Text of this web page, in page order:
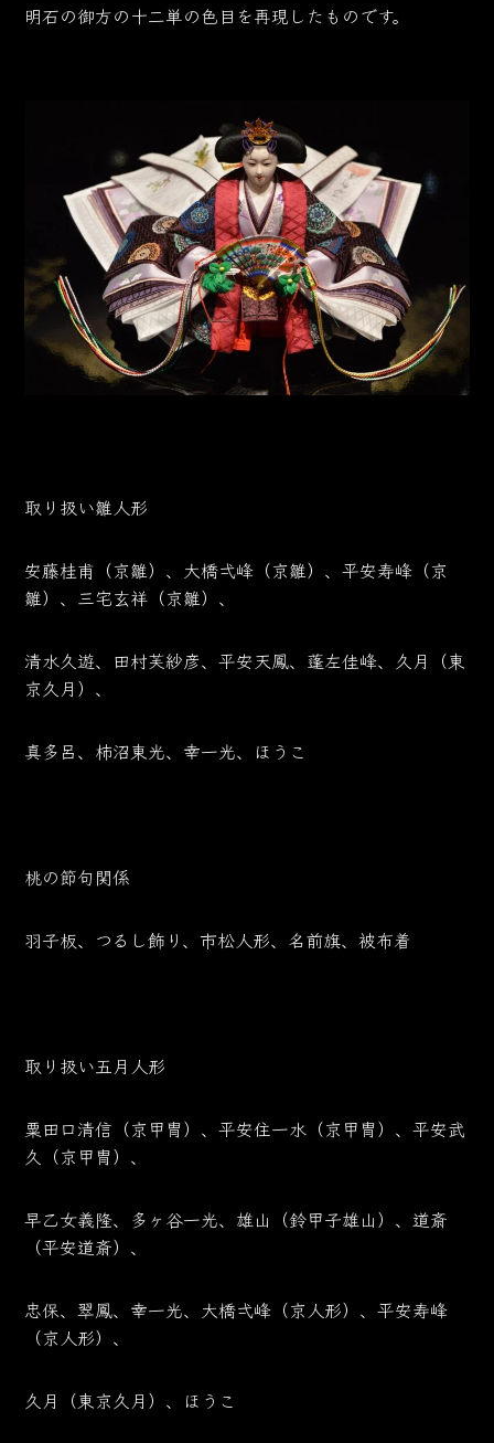
明石の御方の十二単の色目を再現したものです。
取り扱い雛人形
安藤桂甫（京雛）、大橋弌峰（京雛）、平安寿峰（京
雛）、三宅玄祥（京雛）、
清水久遊、田村芙紗彦、平安天鳳、蓬左佳峰、久月（東
京久月）、
真多呂、柿沼東光、幸一光、ほうこ
桃の節句関係
羽子板、つるし飾り、市松人形、名前旗、被布着
取り扱い五月人形
粟田口清信（京甲冑）、平安住一水（京甲冑）、平安武
久（京甲冑）、
早乙女義隆、多ヶ谷一光、雄山（鈴甲子雄山）、道斎
（平安道斎）、
忠保、翠鳳、幸一光、大橋弌峰（京人形）、平安寿峰
（京人形）、
久月（東京久月）、ほうこ